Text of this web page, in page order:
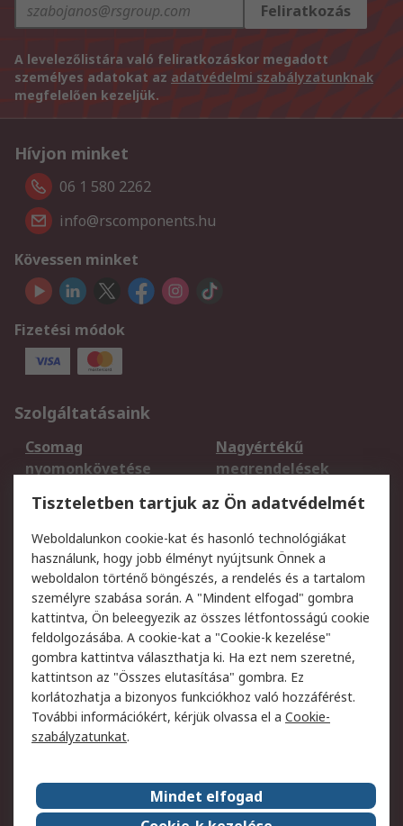
Feliratkozás
A levelezőlistára való feliratkozáskor megadott
személyes adatokat az adatvédelmi szabályzatunknak
megfelelően kezeljük.
Hívjon minket
06 1 580 2262
info@rscomponents.hu
Kövessen minket
Fizetési módok
Szolgáltatásaink
Csomag
nyomonkövetése
Nagyértékű
megrendelések
Regisztráció
Szállítás
Termékvisszaküldés
Szolgáltatások
Jogi
Adatvédelmi
szabályzat
Az RS értékesítési
feltételei
Cookie szabályzat
Email biztonság
Webhelyre vonatkozó
feltételek
Weboldal felhasználói
szabályzata
Képviseletek
Rólunk
Vállalatcsoport
Tiszteletben tartjuk az Ön adatvédelmét
Weboldalunkon cookie-kat és hasonló technológiákat
használunk, hogy jobb élményt nyújtsunk Önnek a
weboldalon történő böngészés, a rendelés és a tartalom
személyre szabása során. A "Mindent elfogad" gombra
kattintva, Ön beleegyezik az összes létfontosságú cookie
feldolgozásába. A cookie-kat a "Cookie-k kezelése"
gombra kattintva választhatja ki. Ha ezt nem szeretné,
kattintson az "Összes elutasítása" gombra. Ez
korlátozhatja a bizonyos funkciókhoz való hozzáférést.
További információkért, kérjük olvassa el a Cookie-
szabályzatunkat.
Mindet elfogad